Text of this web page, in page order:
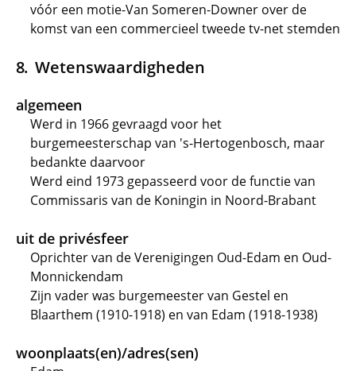
vóór een motie-Van Someren-Downer over de
komst van een commercieel tweede tv-net stemden
Wetenswaardigheden
algemeen
Werd in 1966 gevraagd voor het
burgemeesterschap van 's-Hertogenbosch, maar
bedankte daarvoor
Werd eind 1973 gepasseerd voor de functie van
Commissaris van de Koningin in Noord-Brabant
uit de privésfeer
Oprichter van de Verenigingen Oud-Edam en Oud-
Monnickendam
Zijn vader was burgemeester van Gestel en
Blaarthem (1910-1918) en van Edam (1918-1938)
woonplaats(en)/adres(sen)